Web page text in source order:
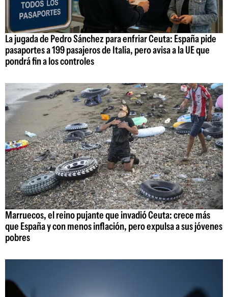
La jugada de Pedro Sánchez para enfriar Ceuta: España pide
pasaportes a 199 pasajeros de Italia, pero avisa a la UE que
pondrá fin a los controles
Marruecos, el reino pujante que invadió Ceuta: crece más
que España y con menos inflación, pero expulsa a sus jóvenes
pobres